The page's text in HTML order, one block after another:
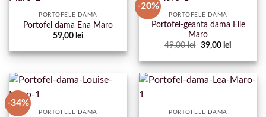
PORTOFELE DAMA
Portofel dama Ena Maro
59,00 lei
-20%
PORTOFELE DAMA
Portofel-geanta dama Elle
Maro
49,00lei
Prețul
a
fost:
49,00 lei.
39,00 leiPrețul
este:
39,00 lei.
-34%
PORTOFELE DAMA PORTOFELE DAMA